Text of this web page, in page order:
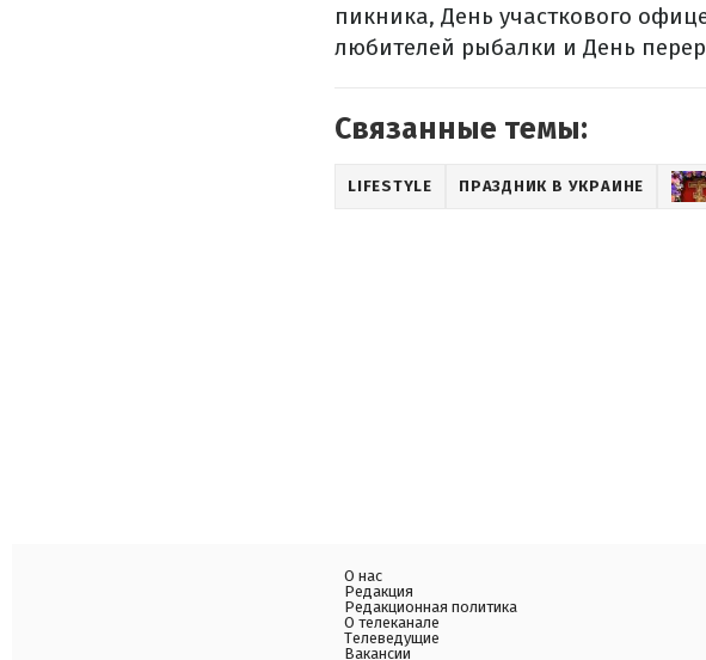
пикника, День участкового
любителей рыбалки и День
Связанные темы:
LIFESTYLE ПРАЗДНИК В УКРАИНЕ
О нас
Редакция
Редакционная политика
О телеканале
Телеведущие
Вакансии